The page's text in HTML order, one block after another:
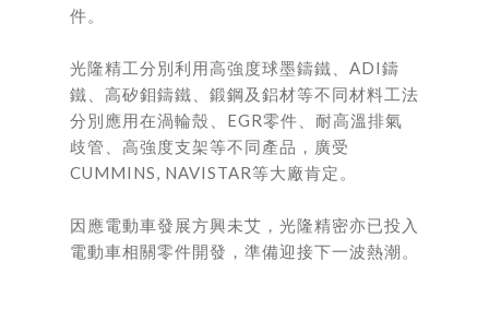
件。
光隆精工分別利用高強度球墨鑄鐵、ADI鑄
鐵、高矽鉬鑄鐵、鍛鋼及鋁材等不同材料工法
分別應用在渦輪殼、EGR零件、耐高溫排氣
歧管、高強度支架等不同產品，廣受
CUMMINS, NAVISTAR等大廠肯定。
因應電動車發展方興未艾，光隆精密亦已投入
電動車相關零件開發，準備迎接下一波熱潮。